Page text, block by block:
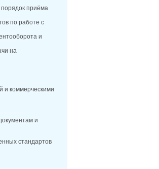
приёма
по работе с
и
на
и коммерческими
и
стандартов